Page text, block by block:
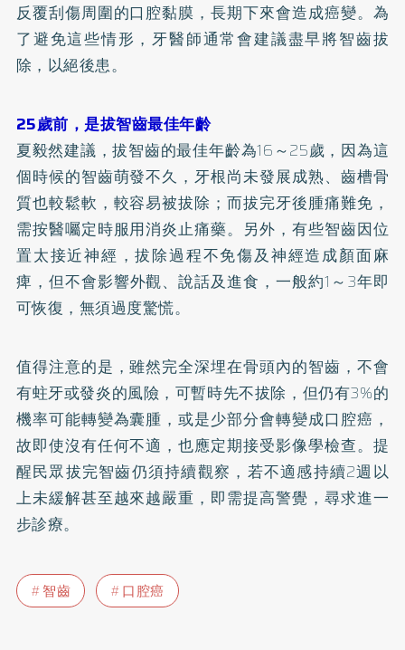
反覆刮傷周圍的口腔黏膜，長期下來會造成癌變。為
了避免這些情形，牙醫師通常會建議盡早將智齒拔
除，以絕後患。
25歲前，是拔智齒最佳年齡
夏毅然建議，拔智齒的最佳年齡為16～25歲，因為這
個時候的智齒萌發不久，牙根尚未發展成熟、齒槽骨
質也較鬆軟，較容易被拔除；而拔完牙後腫痛難免，
需按醫囑定時服用消炎止痛藥。另外，有些智齒因位
置太接近神經，拔除過程不免傷及神經造成顏面麻
痺，但不會影響外觀、說話及進食，一般約1～3年即
可恢復，無須過度驚慌。
值得注意的是，雖然完全深埋在骨頭內的智齒，不會
有蛀牙或發炎的風險，可暫時先不拔除，但仍有3%的
機率可能轉變為囊腫，或是少部分會轉變成口腔癌，
故即使沒有任何不適，也應定期接受影像學檢查。提
醒民眾拔完智齒仍須持續觀察，若不適感持續2週以
上未緩解甚至越來越嚴重，即需提高警覺，尋求進一
步診療。
智齒 口腔癌